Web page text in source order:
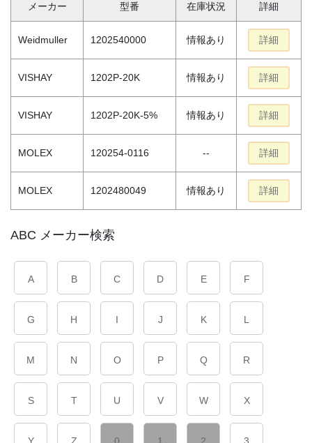
メーカー 型番 在庫状況 詳細
Weidmuller 1202540000 情報あり 詳細
VISHAY 1202P-20K 情報あり 詳細
VISHAY 1202P-20K-5% 情報あり 詳細
MOLEX 120254-0116 -- 詳細
MOLEX 1202480049 情報あり 詳細
ABC メーカー検索
A B C D E F
G H I J K L
M N O P Q R
S T U V W X
Y Z 0 1 2 3